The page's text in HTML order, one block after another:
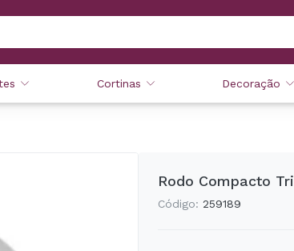
Cortinas Decoração
Rodo Compacto
Código: 259189